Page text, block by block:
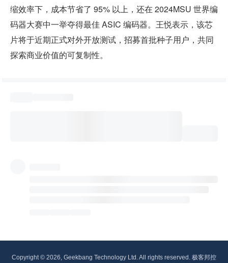
缩效率下，成本节省了 95% 以上，还在 2024MSU 世界编
码器大赛中一举夺得最佳 ASIC 编码器。王悦表示，该芯
片将于近期正式对外开放测试，招募首批种子用户，共同
探索商业价值的可复制性。
Copyright © 2026, Geekbang Technology Ltd. All rights reserved. 极客邦控